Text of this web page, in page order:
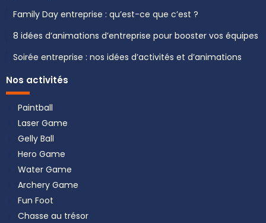
Family Day entreprise : qu’est-ce que c’est ?
8 idées d’animations d’entreprise pour booster vos équipes
Soirée entreprise : nos idées d’activités et d’animations
Nos activités
Paintball
Laser Game
Gelly Ball
Hero Game
Water Game
Archery Game
Fun Foot
Chasse au trésor